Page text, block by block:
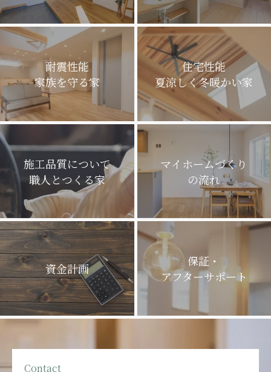
耐震性能
家族を守る家
住宅性能
夏涼しく冬暖かい家
施工品質について
職人とつくる家
マイホームづくり
の流れ
資金計画
保証・
アフターサポート
Contact